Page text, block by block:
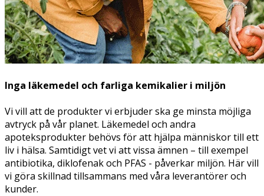
Inga läkemedel och farliga kemikalier i miljön
Vi vill att de produkter vi erbjuder ska ge minsta möjliga
avtryck på vår planet. Läkemedel och andra
apoteksprodukter behövs för att hjälpa människor till ett
liv i hälsa. Samtidigt vet vi att vissa ämnen – till exempel
antibiotika, diklofenak och PFAS - påverkar miljön. Här vill
vi göra skillnad tillsammans med våra leverantörer och
kunder.